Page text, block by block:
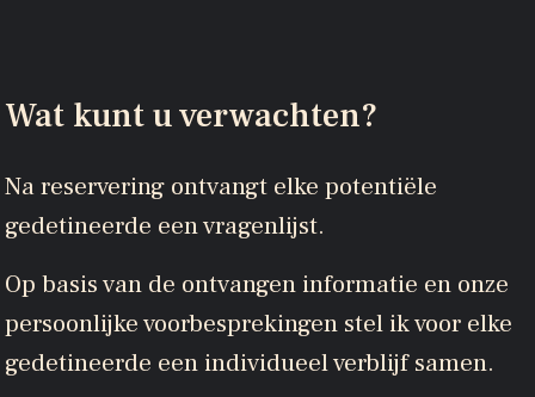
Wat kunt u verwachten?
Na reservering ontvangt elke potentiële
gedetineerde een vragenlijst.
Op basis van de ontvangen informatie en onze
persoonlijke voorbesprekingen stel ik voor elke
gedetineerde een individueel verblijf samen.